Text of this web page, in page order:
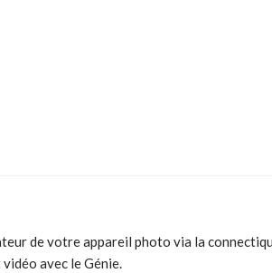
de votre appareil photo via la
avec le Génie.